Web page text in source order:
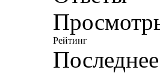
Рейтинг